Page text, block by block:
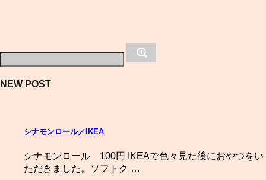
NEW POST
シナモンロール／IKEA
シナモンロール 100円 IKEAで色々見た後におやつをい
ただきました。ソフトク …